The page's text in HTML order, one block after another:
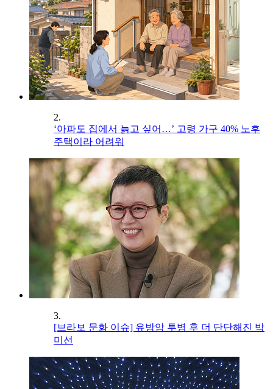
2.
‘아파도 집에서 늙고 싶어…’ 고령 가구 40% 노후
주택이라 어려워
3.
[브라보 문화 이슈] 유방암 투병 후 더 단단해진 박
미선